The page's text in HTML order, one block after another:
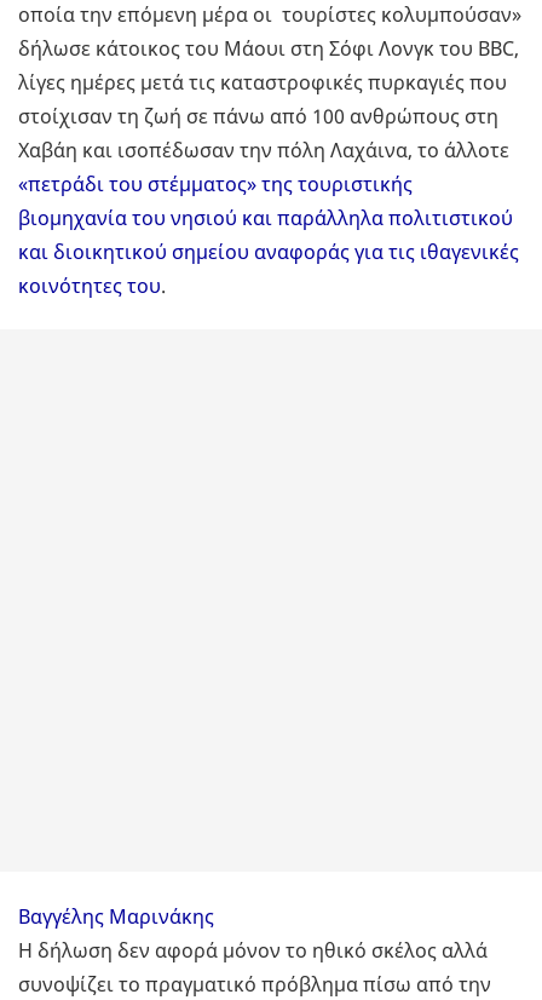
οποία την επόμενη μέρα οι τουρίστες κολυμπούσαν»
δήλωσε κάτοικος του Μάουι στη Σόφι Λονγκ του BBC,
λίγες ημέρες μετά τις καταστροφικές πυρκαγιές που
στοίχισαν τη ζωή σε πάνω από 100 ανθρώπους στη
Χαβάη και ισοπέδωσαν την πόλη Λαχάινα, το άλλοτε
«πετράδι του στέμματος» της τουριστικής
βιομηχανία του νησιού και παράλληλα πολιτιστικού
και διοικητικού σημείου αναφοράς για τις ιθαγενικές
κοινότητες του.
Βαγγέλης Μαρινάκης
Η δήλωση δεν αφορά μόνον το ηθικό σκέλος αλλά
συνοψίζει το πραγματικό πρόβλημα πίσω από την